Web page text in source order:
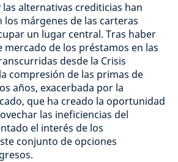
las alternativas crediticias han
los márgenes de las carteras
un lugar central. Tras haber
mercado de los préstamos en las
desde la Crisis
compresión de las primas de
años, exacerbada por la
que ha creado la oportunidad
las ineficiencias del
el interés de los
conjunto de opciones